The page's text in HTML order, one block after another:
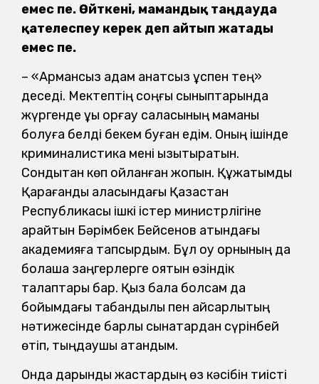
емес пе. Өйткені, мамандық таңдауда
қателеспеу керек деп айтып жатады
емес пе.
– «Армансыз адам қанатсыз құспен тең»
деседі. Мектептің соңғы сыныптарында
жүргенде құқық қорғау саласының маманы
болуға белді бекем буған едім. Оның ішінде
криминалистика мені қызықтыратын.
Сондықтан көп ойланған жоқпын. Құжатымды
Қарағанды қаласындағы Қазақстан
Республикасы ішкі істер министрлігіне
қарайтын Бәрімбек Бейсенов атындағы
академияға тапсырдым. Бұл оқу орнының да
болашақ заңгерлерге қоятын өзіндік
талаптары бар. Қыз бала болсам да
бойымдағы табандылық пен қайсарлықтың
нәтижесінде барлық сынақтардан сүрінбей
өтіп, тыңдаушы атандым.
Онда дарынды жастардың өз кәсібін тиісті